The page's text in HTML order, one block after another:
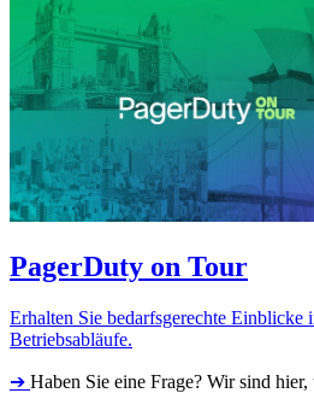
PagerDuty on Tour
Erhalten Sie bedarfsgerechte Einblicke
Betriebsabläufe.
➔ Haben Sie eine Frage? Wir sind hier,